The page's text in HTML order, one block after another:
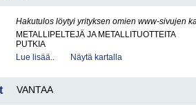
Hakutulos löytyi yrityksen omien www-sivujen
METALLIPELTEJÄ JA METALLITUOTTEITA
PUTKIA
Lue lisää..
Näytä kartalla
VANTAA